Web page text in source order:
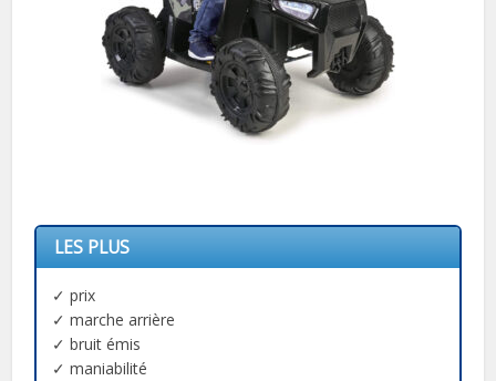
LES PLUS
✓ prix
✓ marche arrière
✓ bruit émis
✓ maniabilité